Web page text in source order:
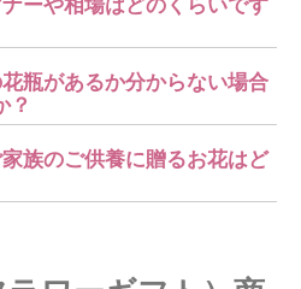
ーや相場はどのくらいです
瓶があるか分からない場合
？
族のご供養に贈るお花はど